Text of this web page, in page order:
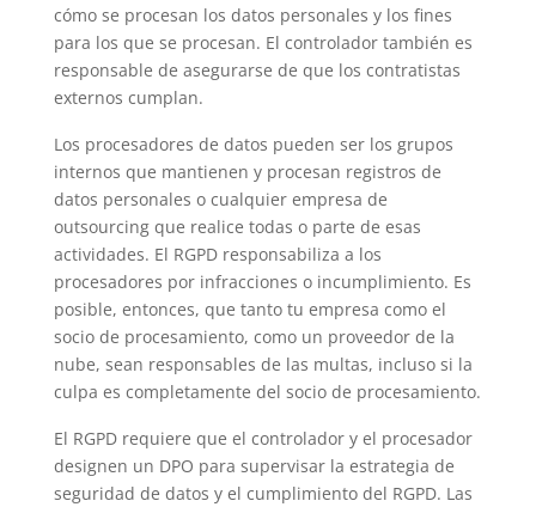
cómo se procesan los datos personales y los fines
para los que se procesan. El controlador también es
responsable de asegurarse de que los contratistas
externos cumplan.
Los procesadores de datos pueden ser los grupos
internos que mantienen y procesan registros de
datos personales o cualquier empresa de
outsourcing que realice todas o parte de esas
actividades. El RGPD responsabiliza a los
procesadores por infracciones o incumplimiento. Es
posible, entonces, que tanto tu empresa como el
socio de procesamiento, como un proveedor de la
nube, sean responsables de las multas, incluso si la
culpa es completamente del socio de procesamiento.
El RGPD requiere que el controlador y el procesador
designen un DPO para supervisar la estrategia de
seguridad de datos y el cumplimiento del RGPD. Las